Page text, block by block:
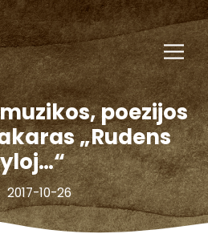
poezijos
„Rudens
2017-10-26